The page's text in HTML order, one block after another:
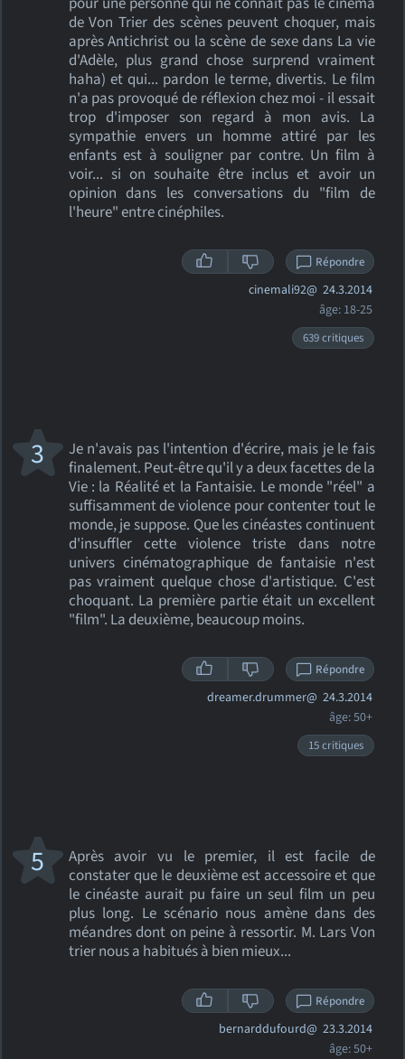
de Von Trier des scènes peuvent choquer, mais
après Antichrist ou la scène de sexe dans La vie
d'Adèle, plus grand chose surprend vraiment
haha) et qui... pardon le terme, divertis. Le film
n'a pas provoqué de réflexion chez moi - il essait
trop d'imposer son regard à mon avis. La
sympathie envers un homme attiré par les
enfants est à souligner par contre. Un film à
voir... si on souhaite être inclus et avoir un
opinion dans les conversations du "film de
l'heure" entre cinéphiles.
Répondre
cinemali92@ 24.3.2014
âge: 18-25
639 critiques
Je n'avais pas l'intention d'écrire, mais je le fais
finalement. Peut-être qu'il y a deux facettes de la
Vie : la Réalité et la Fantaisie. Le monde "réel" a
suffisamment de violence pour contenter tout le
monde, je suppose. Que les cinéastes continuent
d'insuffler cette violence triste dans notre
univers cinématographique de fantaisie n'est
pas vraiment quelque chose d'artistique. C'est
choquant. La première partie était un excellent
"film". La deuxième, beaucoup moins.
3
Répondre
dreamer.drummer@ 24.3.2014
âge: 50+
15 critiques
Après avoir vu le premier, il est facile de
constater que le deuxième est accessoire et que
le cinéaste aurait pu faire un seul film un peu
plus long. Le scénario nous amène dans des
méandres dont on peine à ressortir. M. Lars Von
trier nous a habitués à bien mieux...
5
Répondre
bernarddufourd@ 23.3.2014
âge: 50+